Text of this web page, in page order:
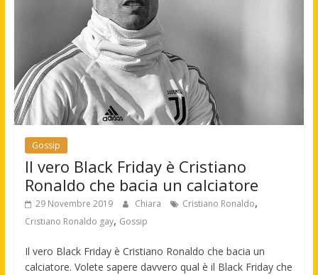
Gossip
Il vero Black Friday è Cristiano
Ronaldo che bacia un calciatore
29 Novembre 2019 Chiara Cristiano Ronaldo,
Cristiano Ronaldo gay, Gossip
Il vero Black Friday è Cristiano Ronaldo che bacia un
calciatore. Volete sapere davvero qual è il Black Friday che